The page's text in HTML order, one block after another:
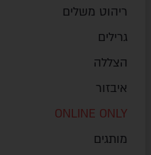
ריהוט משלים
גרילים
הצללה
איבזור
ONLINE ONLY
מותגים